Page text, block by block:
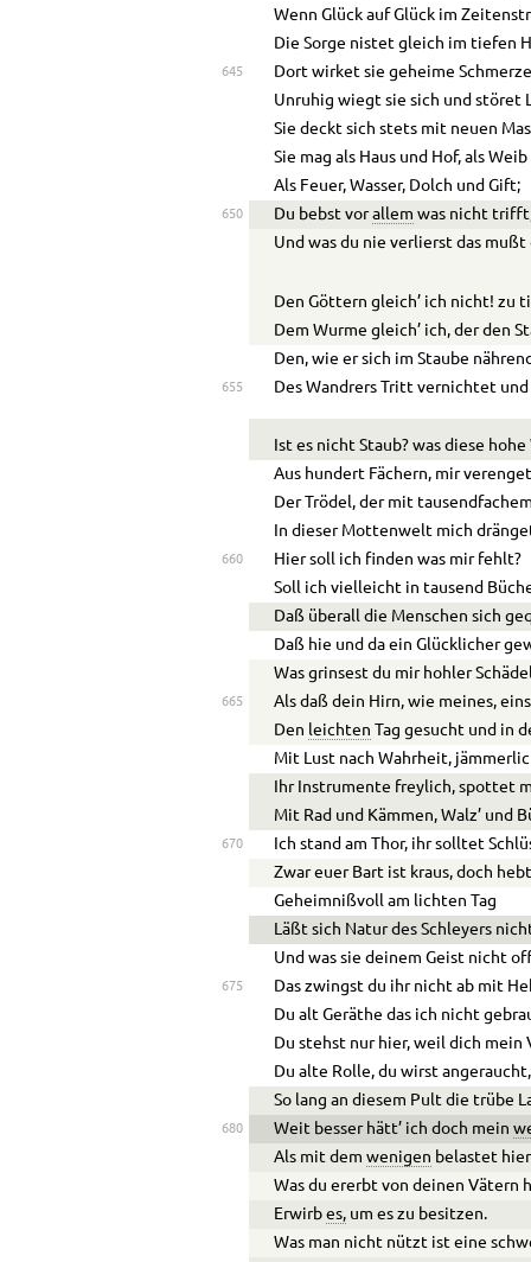
Wenn Glück auf Glück im
Die Sorge nistet gleich im tiefen
645
Dort wirket sie geheime
Unruhig wiegt sie sich und störet
Sie deckt sich stets mit neuen
Sie mag als Haus und Hof, als
Als Feuer, Wasser, Dolch und Gift;
650 Du bebst vorallem was nicht
Und was du nie verlierst das
Den Göttern gleich’ ich nicht! zu
Dem Wurme gleich’ ich, der den
Den, wie er sich im Staube
655 Des Wandrers Tritt vernichtet
Ist es nicht Staub? was diese hohe
Aus hundert Fächern, mir
Der Trödel, der mit
In dieser Mottenwelt mich
660
Hier soll ich finden was mir fehlt?
Soll ich vielleicht in tausend
Daß überall die Menschen sich
Daß hie und da ein Glücklicher
Was grinsest du mir hohler
665
Als daß dein Hirn, wie meines,
Den leichten Tag gesucht und in
Mit Lust nach Wahrheit,
Ihr Instrumente freylich, spottet
Mit Rad und Kämmen, Walz’ und
670
Ich stand am Thor, ihr solltet
Zwar euer Bart ist kraus, doch
Geheimnißvoll am lichten Tag
Läßt sich Natur des Schleyers
Und was sie deinem Geist nicht
675
Das zwingst du ihr nicht ab mit
Du alt Geräthe das ich nicht
Du stehst nur hier, weil dich mein
Du alte Rolle, du wirst angeraucht,
So lang an diesem Pult die trübe
680 Weit besser hätt’ ich doch mein
Als mit demwenigen belastet
Was du ererbt von deinen Vätern
Erwirbes, um es zu besitzen.
Was man nicht nützt ist eine